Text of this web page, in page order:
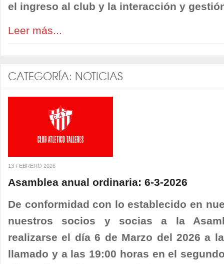
el ingreso al club y la interacción y
Leer más...
CATEGORÍA: NOTICIAS
13 FEBRERO 2026
Asamblea anual ordinaria: 6-3-2026
De conformidad con lo establecido en
nuestros socios y socias a la
realizarse el día 6 de Marzo del 2026 a
llamado y a las 19:00 horas en el